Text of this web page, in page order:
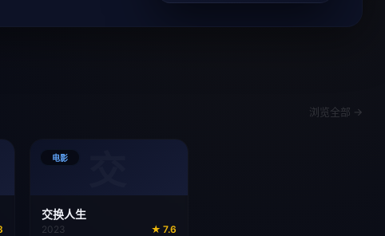
浏览全部 →
电影
交换人生
2023 ★ 7.6